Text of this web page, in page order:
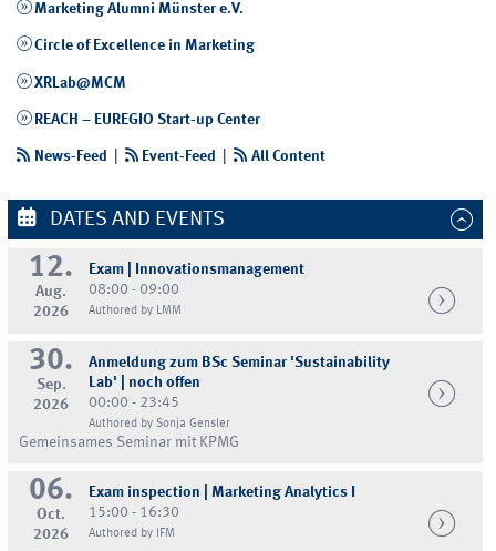
Marketing Alumni Münster e.V.
Circle of Excellence in Marketing
XRLab@MCM
REACH – EUREGIO Start-up Center
News-Feed Event-Feed | All Content
DATES AND EVENTS
12.
Aug.
2026
Exam | Innovationsmanagement
08:00 - 09:00
Authored by LMM
30.
Sep.
2026
Anmeldung zum BSc Seminar 'Sustainability
Lab' | noch offen
00:00 - 23:45
Authored by Sonja Gensler
Gemeinsames Seminar mit KPMG
06.
Oct.
2026
Exam inspection | Marketing Analytics I
15:00 - 16:30
Authored by IFM